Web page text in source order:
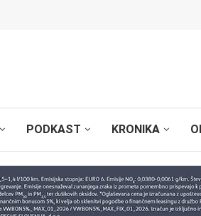
PODKAST KRONIKA